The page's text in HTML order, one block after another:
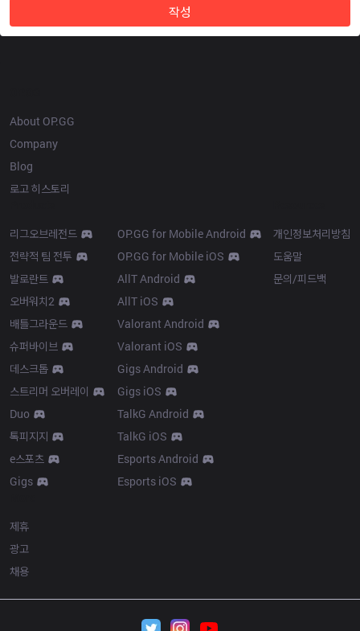
작성
About OP.GG
Company
Blog
로고 히스토리
리그오브레전드
전략적 팀 전투
발로란트
오버워치2
배틀그라운드
슈퍼바이브
데스크톱
스트리머 오버레이
Duo
톡피지지
e스포츠
Gigs
OP.GG for Mobile Android
OP.GG for Mobile iOS
AllT Android
AllT iOS
Valorant Android
Valorant iOS
Gigs Android
Gigs iOS
TalkG Android
TalkG iOS
Esports Android
Esports iOS
개인정보처리방침
도움말
문의/피드백
제휴
광고
채용